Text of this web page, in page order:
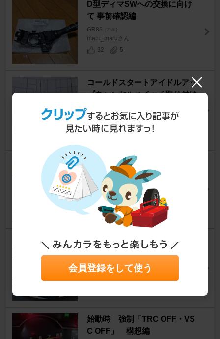
D型ディマSWへの交換に向け
て 事前確認編
GR86 [ZN8]
maru_maruさん
32
5
コールドスタートアイドルアッ
プキャンセルスイッチ取り付け
GR86 [ZN8]
holiday papaさん
マフラーバルブ電動化
GR86 [ZN8]
BUELL XB12Rさん
29
6
オートヘッドライト感度調整
GR86 [ZN8]
tkymekw86さん
26
8
始動時 強制「TRC OFF・VS
C OFF」 構想編
会員登録をして使う